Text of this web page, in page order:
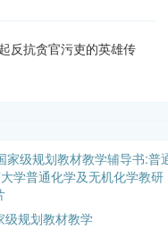
反抗贪官污吏的英雄传
级规划教材教学